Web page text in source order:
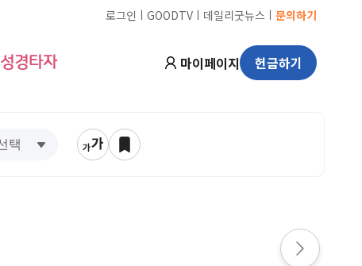
로그인 ㅣ GOODTV ㅣ 데일리굿뉴스 ㅣ 문의하기
성경타자 마이페이지 헌금하기